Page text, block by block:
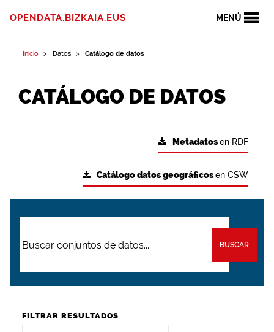
MENÚ
OPENDATA.BIZKAIA.EUS
Inicio Datos Catálogo de datos
CATÁLOGO DE DATOS
Metadatosen RDF
Catálogo datos geográficosen CSW
BUSCAR
FILTRAR RESULTADOS